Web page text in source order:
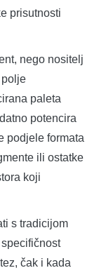
prisutnosti
nego nositelj
paleta
potencira
podjele formata
ili ostatke
koji
s tradicijom
čak i kada